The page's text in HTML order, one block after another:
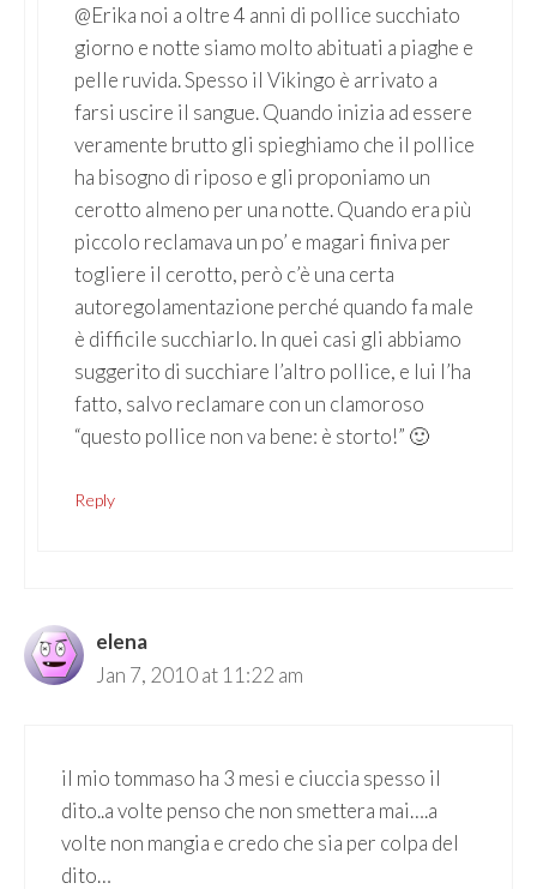
@Erika noi a oltre 4 anni di pollice succhiato
giorno e notte siamo molto abituati a piaghe e
pelle ruvida. Spesso il Vikingo è arrivato a
farsi uscire il sangue. Quando inizia ad essere
veramente brutto gli spieghiamo che il pollice
ha bisogno di riposo e gli proponiamo un
cerotto almeno per una notte. Quando era più
piccolo reclamava un po’ e magari finiva per
togliere il cerotto, però c’è una certa
autoregolamentazione perché quando fa male
è difficile succhiarlo. In quei casi gli abbiamo
suggerito di succhiare l’altro pollice, e lui l’ha
fatto, salvo reclamare con un clamoroso
“questo pollice non va bene: è storto!” 🙂
Reply
elena
Jan 7, 2010 at 11:22 am
il mio tommaso ha 3 mesi e ciuccia spesso il
dito..a volte penso che non smettera mai….a
volte non mangia e credo che sia per colpa del
dito…